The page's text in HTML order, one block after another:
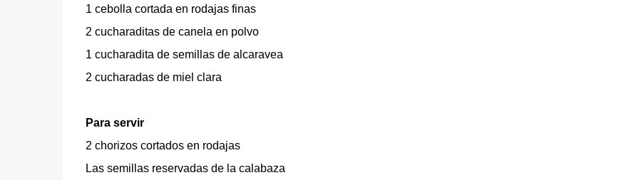
1 cebolla cortada en rodajas finas
2 cucharaditas de canela en polvo
1 cucharadita de semillas de alcaravea
2 cucharadas de miel clara
Para servir
2 chorizos cortados en rodajas
Las semillas reservadas de la calabaza